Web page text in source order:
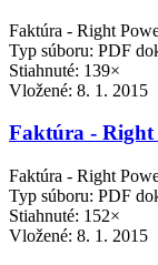
Faktúra - Right
Typ súboru: PDF
Stiahnuté: 139×
Vložené: 8. 1. 2015
Faktúra - Right
Faktúra - Right
Typ súboru: PDF
Stiahnuté: 152×
Vložené: 8. 1. 2015